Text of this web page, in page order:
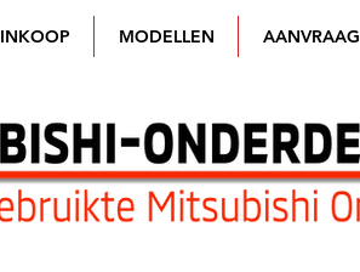
INKOOP MODELLEN AANVRAAG